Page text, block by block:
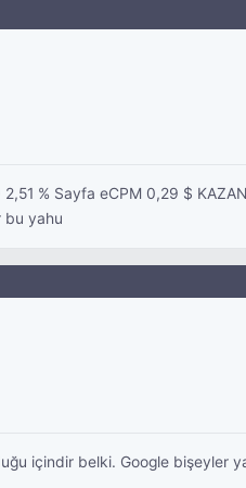
% Sayfa eCPM 0,29 $
bu yahu
içindir belki. Google bişeyler